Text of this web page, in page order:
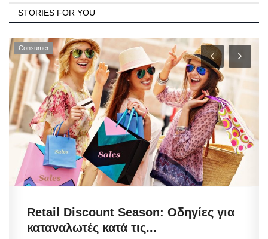
STORIES FOR YOU
Consumer
Retail Discount Season: Οδηγίες για
καταναλωτές κατά τις...